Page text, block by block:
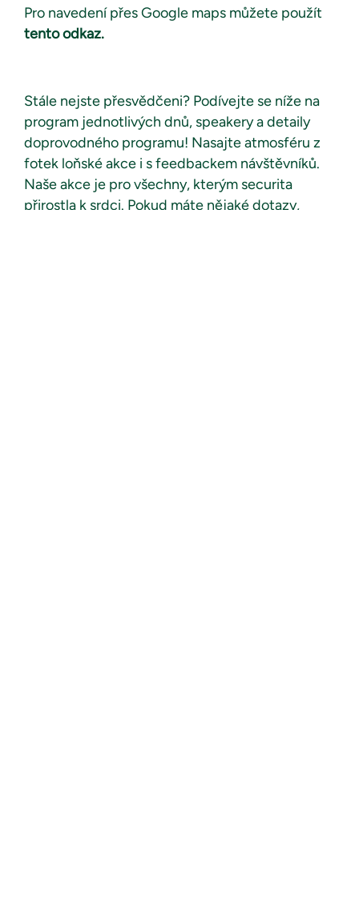
Pro navedení přes Google maps můžete použít
tento odkaz.
Stále nejste přesvědčeni? Podívejte se níže na
program jednotlivých dnů, speakery a detaily
doprovodného programu! Nasajte atmosféru z
fotek loňské akce i s feedbackem návštěvníků.
Naše akce je pro všechny, kterým securita
přirostla k srdci. Pokud máte nějaké dotazy,